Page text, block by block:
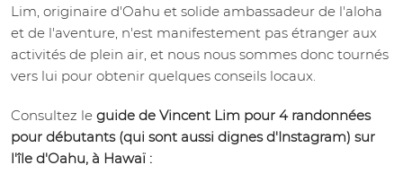
Lim, originaire d'Oahu et solide ambassadeur de l'aloha
et de l'aventure, n'est manifestement pas étranger aux
activités de plein air, et nous nous sommes donc tournés
vers lui pour obtenir quelques conseils locaux.
Consultez le guide de Vincent Lim pour 4 randonnées
pour débutants (qui sont aussi dignes d'Instagram) sur
l'île d'Oahu, à Hawaï :